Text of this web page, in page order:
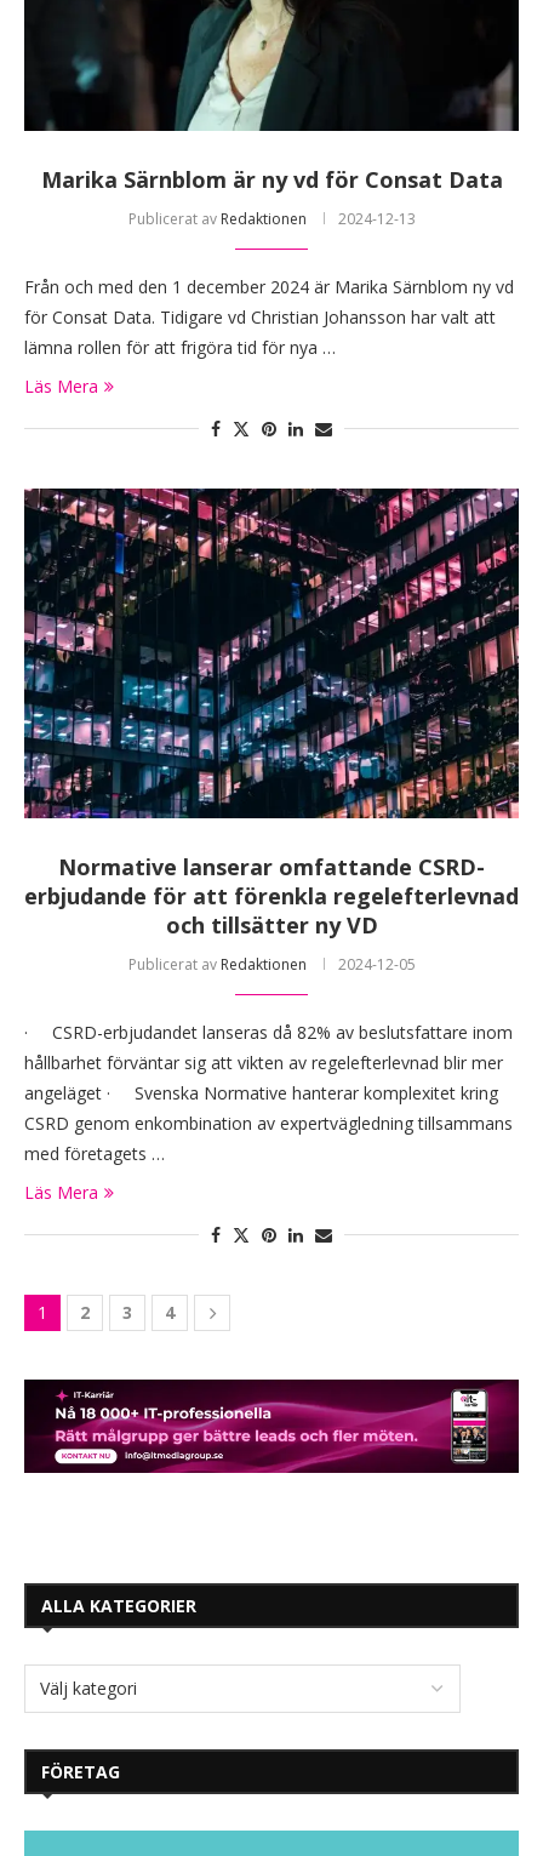
Marika Särnblom är ny vd för Consat Data
Publicerat av Redaktionen 2024-12-13
Från och med den 1 december 2024 är Marika Särnblom ny vd
för Consat Data. Tidigare vd Christian Johansson har valt att
lämna rollen för att frigöra tid för nya …
Läs Mera
Normative lanserar omfattande CSRD-
erbjudande för att förenkla regelefterlevnad
och tillsätter ny VD
Publicerat av Redaktionen 2024-12-05
· CSRD-erbjudandet lanseras då 82% av beslutsfattare inom
hållbarhet förväntar sig att vikten av regelefterlevnad blir mer
angeläget · Svenska Normative hanterar komplexitet kring
CSRD genom enkombination av expertvägledning tillsammans
med företagets …
Läs Mera
1 2 3 4
ALLA KATEGORIER
FÖRETAG